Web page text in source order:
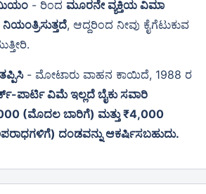
- ರಿಂದ ಮೂರನೇ ವ್ಯಕ್ತಿಯ ವಿಮಾ
ನಿಯಂತ್ರಿಸುತ್ತದೆ, ಆದ್ದರಿಂದ ನೀವು ಕೈಗೆಟುಕುವ
- ಮೋಟಾರು ವಾಹನ ಕಾಯಿದೆ, 1988 ರ
ಪಾರ್ಟಿ ವಿಮೆ ಇಲ್ಲದೆ ಬೈಕು ಸವಾರಿ
(ಮೊದಲ ಬಾರಿಗೆ) ಮತ್ತು ₹4,000
ದಂಡವನ್ನು ಆಕರ್ಷಿಸಬಹುದು.